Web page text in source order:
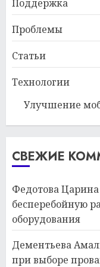
Поддержка
Проблемы
Статьи
Технологии
Улучшение
СВЕЖИЕ
Федотова Царина
бесперебойную
оборудования
Дементьева
при выборе